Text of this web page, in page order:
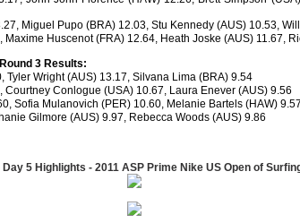
Miguel Pupo (BRA) 12.03, Stu Kennedy (AUS) 10.53,
Maxime Huscenot (FRA) 12.64, Heath Joske (AUS) 11.67,
3 Results:
Tyler Wright (AUS) 13.17, Silvana Lima (BRA) 9.54
Courtney Conlogue (USA) 10.67, Laura Enever (AUS) 9.56
Sofia Mulanovich (PER) 10.60, Melanie Bartels (HAW) 9.57
Gilmore (AUS) 9.97, Rebecca Woods (AUS) 9.86
Day 5 Highlights - 2011 ASP Prime Nike US Open of